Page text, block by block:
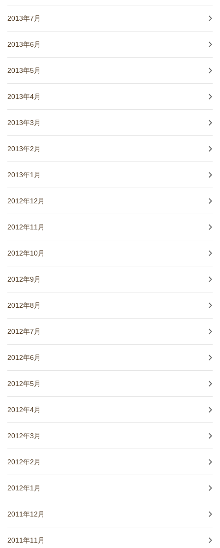
2013年7月
2013年6月
2013年5月
2013年4月
2013年3月
2013年2月
2013年1月
2012年12月
2012年11月
2012年10月
2012年9月
2012年8月
2012年7月
2012年6月
2012年5月
2012年4月
2012年3月
2012年2月
2012年1月
2011年12月
2011年11月